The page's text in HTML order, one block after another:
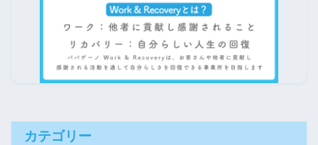
カテゴリー